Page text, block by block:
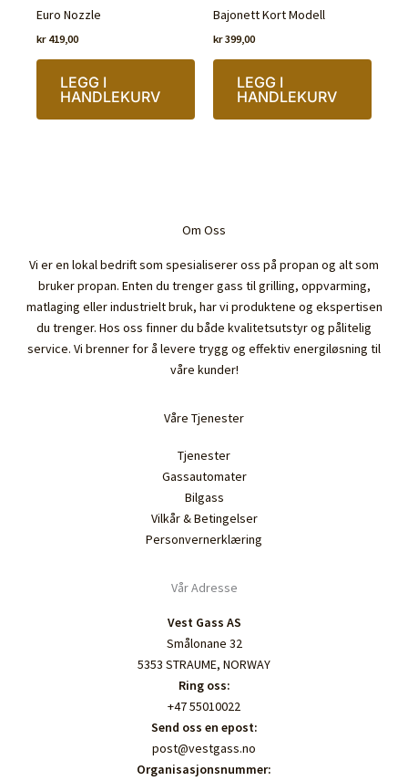
Euro Nozzle
kr419,00
LEGG I
HANDLEKURV
Bajonett Kort Modell
kr399,00
LEGG I
HANDLEKURV
Om Oss
Vi er en lokal bedrift som spesialiserer oss på propan og alt som
bruker propan. Enten du trenger gass til grilling, oppvarming,
matlaging eller industrielt bruk, har vi produktene og ekspertisen
du trenger. Hos oss finner du både kvalitetsutstyr og pålitelig
service. Vi brenner for å levere trygg og effektiv energiløsning til
våre kunder!
Våre Tjenester
Tjenester
Gassautomater
Bilgass
Vilkår & Betingelser
Personvernerklæring
Vår Adresse
Vest Gass AS
Smålonane 32
5353 STRAUME, NORWAY
Ring oss:
+47 55010022
Send oss en epost:
post@vestgass.no
Organisasjonsnummer: